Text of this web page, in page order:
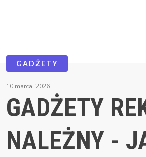
GADŻETY
10 marca, 2026
GADŻETY
NALEŻNY -